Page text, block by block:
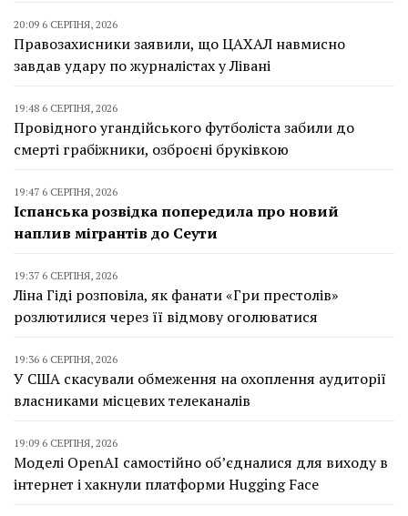
20:09 6 СЕРПНЯ, 2026
Правозахисники заявили, що ЦАХАЛ навмисно
завдав удару по журналістах у Лівані
19:48 6 СЕРПНЯ, 2026
Провідного угандійського футболіста забили до
смерті грабіжники, озброєні бруківкою
19:47 6 СЕРПНЯ, 2026
Іспанська розвідка попередила про новий
наплив мігрантів до Сеути
19:37 6 СЕРПНЯ, 2026
Ліна Гіді розповіла, як фанати «Гри престолів»
розлютилися через її відмову оголюватися
19:36 6 СЕРПНЯ, 2026
У США скасували обмеження на охоплення аудиторії
власниками місцевих телеканалів
19:09 6 СЕРПНЯ, 2026
Моделі OpenAI самостійно об’єдналися для виходу в
інтернет і хакнули платформи Hugging Face